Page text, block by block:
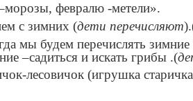
февралю -метели».
с зимних (дети перечисляют
мы будем перечислять
–садиться и искать грибы .(
лесовичок (игрушка